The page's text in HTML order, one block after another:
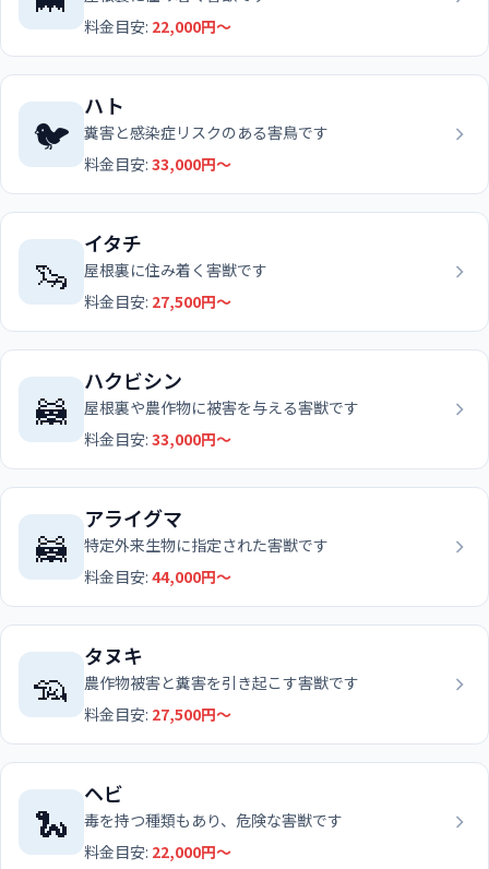
料金目安: 22,000円〜
🐦
ハト
糞害と感染症リスクのある害鳥です
料金目安: 33,000円〜
🦦
イタチ
屋根裏に住み着く害獣です
料金目安: 27,500円〜
🦝
ハクビシン
屋根裏や農作物に被害を与える害獣です
料金目安: 33,000円〜
🦝
アライグマ
特定外来生物に指定された害獣です
料金目安: 44,000円〜
🦡
タヌキ
農作物被害と糞害を引き起こす害獣です
料金目安: 27,500円〜
🐍
ヘビ
毒を持つ種類もあり、危険な害獣です
料金目安: 22,000円〜